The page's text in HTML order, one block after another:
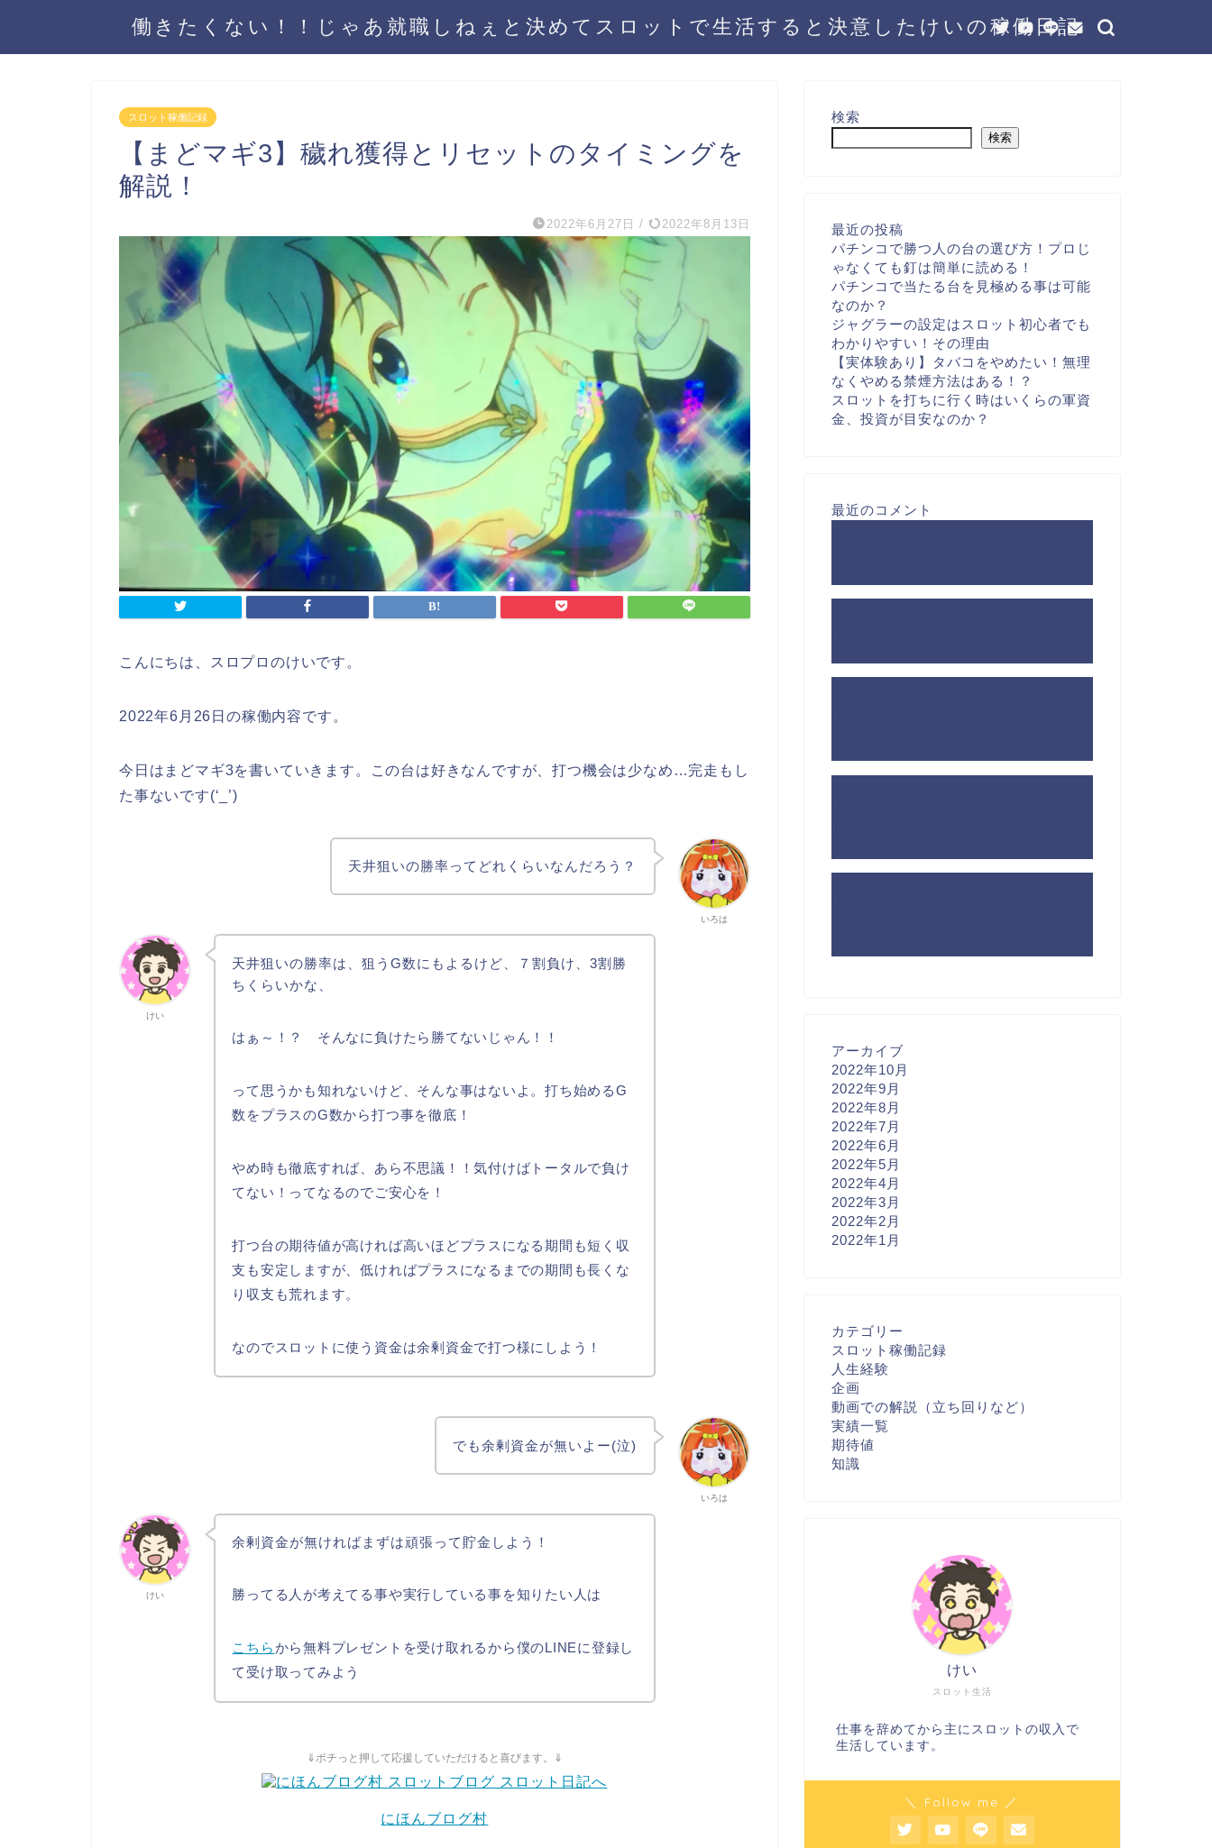
働きたくない！！じゃあ就職しねぇと決めてスロットで生活すると決意したけいの稼働日記
スロット稼働記録
【まどマギ3】穢れ獲得とリセットのタイミングを
解説！
2022年6月27日 / 2022年8月13日
こんにちは、スロプロのけいです。
2022年6月26日の稼働内容です。
今日はまどマギ3を書いていきます。この台は好きなんですが、打つ機会は少なめ…完走もし
た事ないです(‘_’)
いろは
天井狙いの勝率ってどれくらいなんだろう？
けい
天井狙いの勝率は、狙うG数にもよるけど、７割負け、3割勝
ちくらいかな、
はぁ～！？ そんなに負けたら勝てないじゃん！！
って思うかも知れないけど、そんな事はないよ。打ち始めるG
数をプラスのG数から打つ事を徹底！
やめ時も徹底すれば、あら不思議！！気付けばトータルで負け
てない！ってなるのでご安心を！
打つ台の期待値が高ければ高いほどプラスになる期間も短く収
支も安定しますが、低ければプラスになるまでの期間も長くな
り収支も荒れます。
なのでスロットに使う資金は余剰資金で打つ様にしよう！
いろは
でも余剰資金が無いよー(泣)
けい
余剰資金が無ければまずは頑張って貯金しよう！
勝ってる人が考えてる事や実行している事を知りたい人は
こちらから無料プレゼントを受け取れるから僕のLINEに登録し
て受け取ってみよう
⇓ポチっと押して応援していただけると喜びます。⇓
にほんブログ村
検索
検索
最近の投稿
パチンコで勝つ人の台の選び方！プロじ
ゃなくても釘は簡単に読める！
パチンコで当たる台を見極める事は可能
なのか？
ジャグラーの設定はスロット初心者でも
わかりやすい！その理由
【実体験あり】タバコをやめたい！無理
なくやめる禁煙方法はある！？
スロットを打ちに行く時はいくらの軍資
金、投資が目安なのか？
最近のコメント
アーカイブ
2022年10月
2022年9月
2022年8月
2022年7月
2022年6月
2022年5月
2022年4月
2022年3月
2022年2月
2022年1月
カテゴリー
スロット稼働記録
人生経験
企画
動画での解説（立ち回りなど）
実績一覧
期待値
知識
スロット生活
けい
仕事を辞めてから主にスロットの収入で
生活しています。
＼ Follow me ／